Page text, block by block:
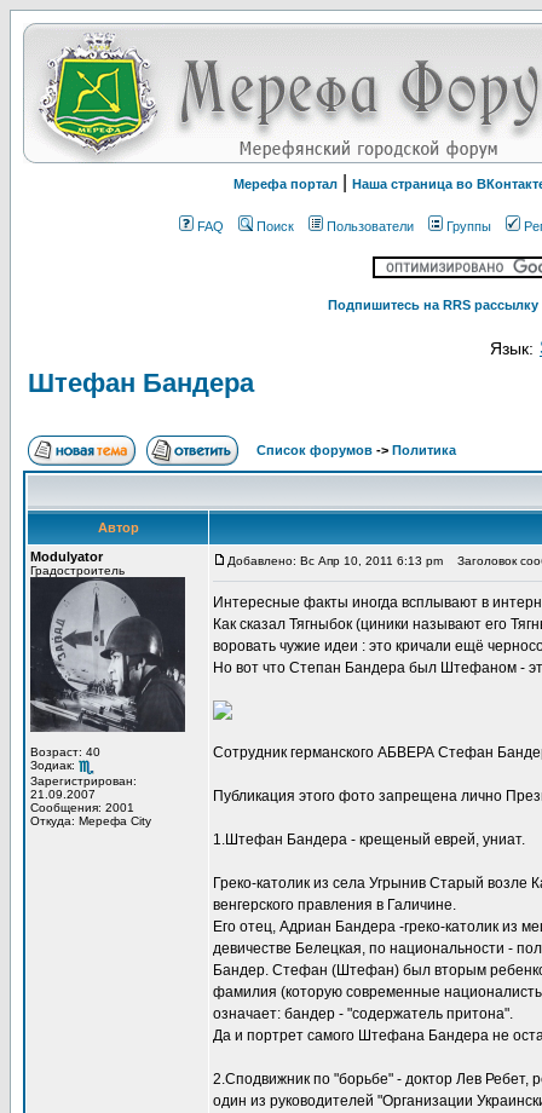
Мерефа портал Наша страница во
FAQ Поиск Пользователи Группы
Подпишитесь на RRS
Язык:
Штефан Бандера
Список форумов -> Политика
Автор
Modulyator
Градостроитель
Возраст: 40
Зодиак:
Зарегистрирован:
21.09.2007
Сообщения: 2001
Откуда: Мерефа City
Добавлено: Вс Апр 10, 2011 6:13 pm Заголовок
Интересные факты иногда всплывают в
Как сказал Тягныбок (циники называют его
воровать чужие идеи : это кричали ещё
Но вот что Степан Бандера был Штефаном -
Сотрудник германского АБВЕРА Стефан
Публикация этого фото запрещена лично
1.Штефан Бандера - крещеный еврей, униат.
Греко-католик из села Угрынив Старый
венгерского правления в Галичине.
Его отец, Адриан Бандера -греко-католик из
девичестве Белецкая, по национальности -
Бандер. Стефан (Штефан) был вторым
фамилия (которую современные
означает: бандер - "содержатель притона".
Да и портрет самого Штефана Бандера не
2.Сподвижник по "борьбе" - доктор Лев Ребет,
один из руководителей "Организации